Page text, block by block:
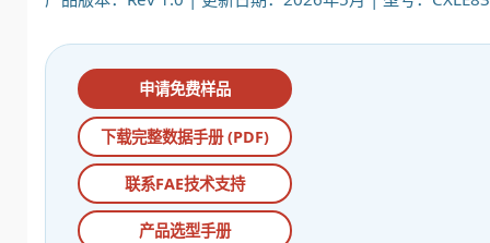
申请免费样品
下载完整数据手册 (PDF)
联系FAE技术支持
产品选型手册